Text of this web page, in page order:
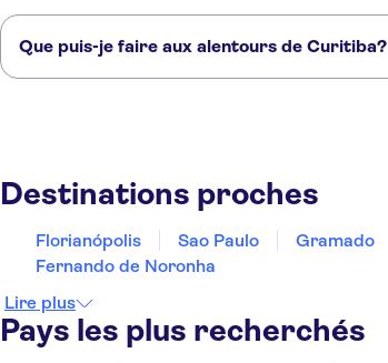
Que puis-je faire aux alentours de Curitiba?
Destinations proches
Florianópolis Sao Paulo Gramado
Fernando de Noronha
Lire plus
Pays les plus recherchés